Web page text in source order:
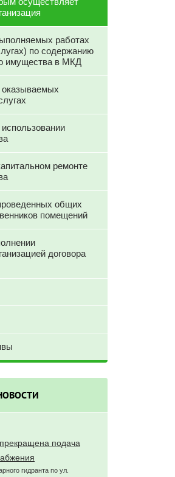
работах
по содержанию
имущества в МКД
ремонте
общих
помещений
договора
подача
гидранта по ул.